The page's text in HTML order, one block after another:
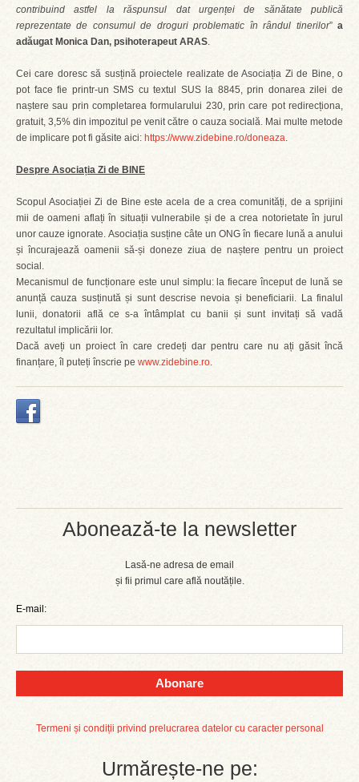
Abonează-te la newsletter
Lasă-ne adresa de email
și fii primul care află noutățile.
E-mail:
Abonare
Termeni și condiții privind prelucrarea datelor cu caracter personal
Urmărește-ne pe:
contribuind astfel la răspunsul dat urgenței de sănătate publică
reprezentate de consumul de droguri problematic în rândul tinerilor”a
adăugat Monica Dan, psihoterapeut ARAS.
Cei care doresc să susțină proiectele realizate de Asociația Zi de Bine, o
pot face fie printr-un SMS cu textul SUS la 8845, prin donarea zilei de
naștere sau prin completarea formularului 230, prin care pot redirecționa,
gratuit, 3,5% din impozitul pe venit către o cauza socială. Mai multe metode
de implicare pot fi găsite aici: https://www.zidebine.ro/doneaza.
Despre Asociația Zi de BINE
Scopul Asociației Zi de Bine este acela de a crea comunități, de a sprijini
mii de oameni aflați în situații vulnerabile și de a crea notorietate în jurul
unor cauze ignorate. Asociația susține câte un ONG în fiecare lună a anului
și încurajează oamenii să-și doneze ziua de naștere pentru un proiect
social.
Mecanismul de funcționare este unul simplu: la fiecare început de lună se
anunță cauza susținută și sunt descrise nevoia și beneficiarii. La finalul
lunii, donatorii află ce s-a întâmplat cu banii și sunt invitați să vadă
rezultatul implicării lor.
Dacă aveți un proiect în care credeți dar pentru care nu ați găsit încă
finanțare, îl puteți înscrie pe www.zidebine.ro.